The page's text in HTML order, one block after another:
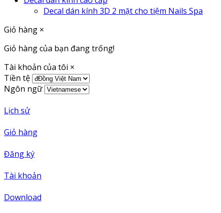
Decal dán kính 3D 2 mặt cho tiệm Nails Spa
Giỏ hàng ×
Giỏ hàng của bạn đang trống!
Tài khoản của tôi ×
Tiền tệ
Ngôn ngữ
Lịch sử
Giỏ hàng
Đăng ký
Tài khoản
Download